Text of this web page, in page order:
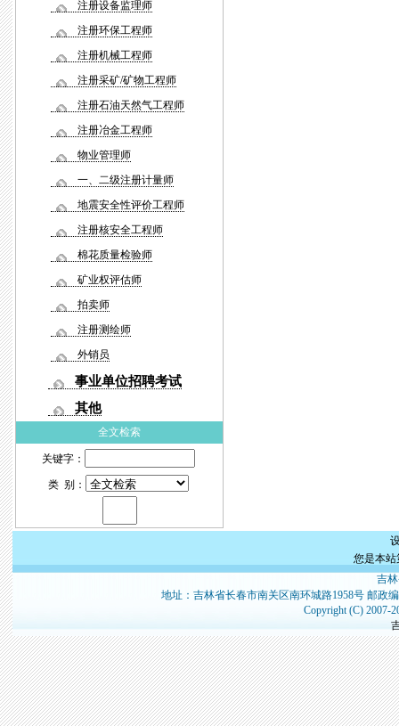
注册设备监理师
注册环保工程师
注册机械工程师
注册采矿/矿物工程师
注册石油天然气工程师
注册冶金工程师
物业管理师
一、二级注册计量师
地震安全性评价工程师
注册核安全工程师
棉花质量检验师
矿业权评估师
拍卖师
注册测绘师
外销员
事业单位招聘考试
其他
全文检索
关键字：
类 别：
您是本
吉
地址：吉林省长春市南关区南环城路1958号 邮政
Copyright (C) 2007-